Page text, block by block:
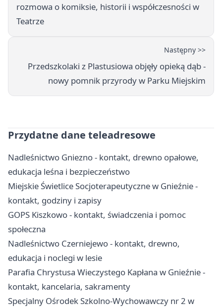
rozmowa o komiksie, historii i współczesności w
Teatrze
Następny >>
Przedszkolaki z Plastusiowa objęły opieką dąb -
nowy pomnik przyrody w Parku Miejskim
Przydatne dane teleadresowe
Nadleśnictwo Gniezno - kontakt, drewno opałowe,
edukacja leśna i bezpieczeństwo
Miejskie Świetlice Socjoterapeutyczne w Gnieźnie -
kontakt, godziny i zapisy
GOPS Kiszkowo - kontakt, świadczenia i pomoc
społeczna
Nadleśnictwo Czerniejewo - kontakt, drewno,
edukacja i noclegi w lesie
Parafia Chrystusa Wieczystego Kapłana w Gnieźnie -
kontakt, kancelaria, sakramenty
Specjalny Ośrodek Szkolno-Wychowawczy nr 2 w